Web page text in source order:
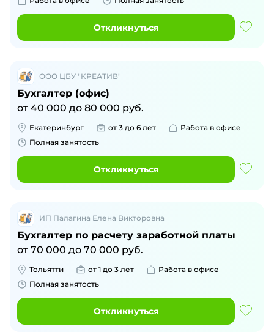
Откликнуться
ООО ЦБУ "КРЕАТИВ"
Бухгалтер (офис)
от 40 000 до 80 000 руб.
Екатеринбург от 3 до 6 лет
Работа в офисе
Полная занятость
Откликнуться
ИП Палагина Елена Викторовна
Бухгалтер по расчету заработной платы
от 70 000 до 70 000 руб.
Тольятти от 1 до 3 лет
Работа в офисе
Полная занятость
Откликнуться